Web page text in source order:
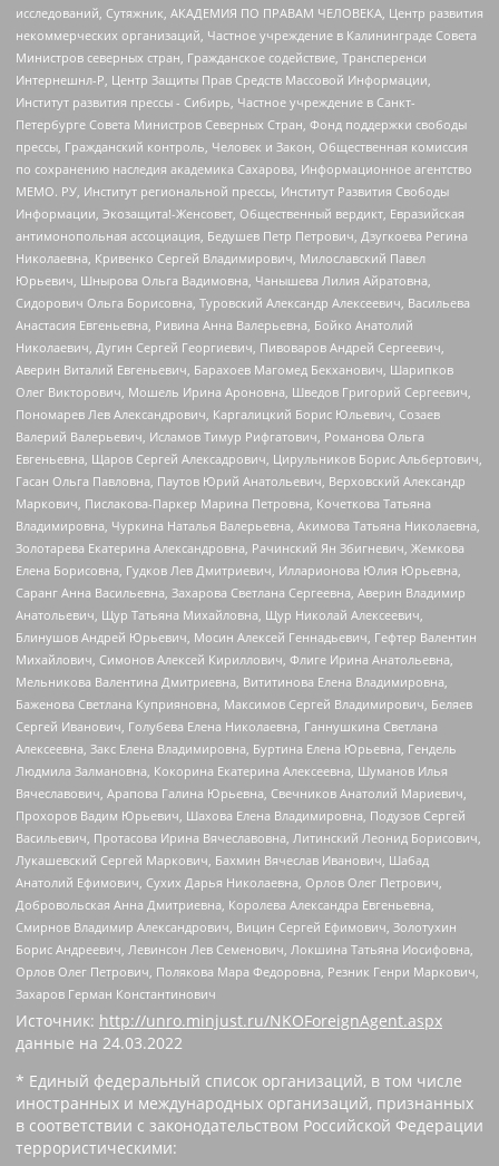
исследований, Сутяжник, АКАДЕМИЯ ПО ПРАВАМ ЧЕЛОВЕКА, Центр развития
некоммерческих организаций, Частное учреждение в Калининграде Совета
Министров северных стран, Гражданское содействие, Трансперенси
Интернешнл-Р, Центр Защиты Прав Средств Массовой Информации,
Институт развития прессы - Сибирь, Частное учреждение в Санкт-
Петербурге Совета Министров Северных Стран, Фонд поддержки свободы
прессы, Гражданский контроль, Человек и Закон, Общественная комиссия
по сохранению наследия академика Сахарова, Информационное агентство
МЕМО. РУ, Институт региональной прессы, Институт Развития Свободы
Информации, Экозащита!-Женсовет, Общественный вердикт, Евразийская
антимонопольная ассоциация, Бедушев Петр Петрович, Дзугкоева Регина
Николаевна, Кривенко Сергей Владимирович, Милославский Павел
Юрьевич, Шнырова Ольга Вадимовна, Чанышева Лилия Айратовна,
Сидорович Ольга Борисовна, Туровский Александр Алексеевич, Васильева
Анастасия Евгеньевна, Ривина Анна Валерьевна, Бойко Анатолий
Николаевич, Дугин Сергей Георгиевич, Пивоваров Андрей Сергеевич,
Аверин Виталий Евгеньевич, Барахоев Магомед Бекханович, Шарипков
Олег Викторович, Мошель Ирина Ароновна, Шведов Григорий Сергеевич,
Пономарев Лев Александрович, Каргалицкий Борис Юльевич, Созаев
Валерий Валерьевич, Исламов Тимур Рифгатович, Романова Ольга
Евгеньевна, Щаров Сергей Алексадрович, Цирульников Борис Альбертович,
Гасан Ольга Павловна, Паутов Юрий Анатольевич, Верховский Александр
Маркович, Пислакова-Паркер Марина Петровна, Кочеткова Татьяна
Владимировна, Чуркина Наталья Валерьевна, Акимова Татьяна Николаевна,
Золотарева Екатерина Александровна, Рачинский Ян Збигневич, Жемкова
Елена Борисовна, Гудков Лев Дмитриевич, Илларионова Юлия Юрьевна,
Саранг Анна Васильевна, Захарова Светлана Сергеевна, Аверин Владимир
Анатольевич, Щур Татьяна Михайловна, Щур Николай Алексеевич,
Блинушов Андрей Юрьевич, Мосин Алексей Геннадьевич, Гефтер Валентин
Михайлович, Симонов Алексей Кириллович, Флиге Ирина Анатольевна,
Мельникова Валентина Дмитриевна, Вититинова Елена Владимировна,
Баженова Светлана Куприяновна, Максимов Сергей Владимирович, Беляев
Сергей Иванович, Голубева Елена Николаевна, Ганнушкина Светлана
Алексеевна, Закс Елена Владимировна, Буртина Елена Юрьевна, Гендель
Людмила Залмановна, Кокорина Екатерина Алексеевна, Шуманов Илья
Вячеславович, Арапова Галина Юрьевна, Свечников Анатолий Мариевич,
Прохоров Вадим Юрьевич, Шахова Елена Владимировна, Подузов Сергей
Васильевич, Протасова Ирина Вячеславовна, Литинский Леонид Борисович,
Лукашевский Сергей Маркович, Бахмин Вячеслав Иванович, Шабад
Анатолий Ефимович, Сухих Дарья Николаевна, Орлов Олег Петрович,
Добровольская Анна Дмитриевна, Королева Александра Евгеньевна,
Смирнов Владимир Александрович, Вицин Сергей Ефимович, Золотухин
Борис Андреевич, Левинсон Лев Семенович, Локшина Татьяна Иосифовна,
Орлов Олег Петрович, Полякова Мара Федоровна, Резник Генри Маркович,
Захаров Герман Константинович
Источник: http://unro.minjust.ru/NKOForeignAgent.aspx
данные на 24.03.2022
* Единый федеральный список организаций, в том числе
иностранных и международных организаций, признанных
в соответствии с законодательством Российской Федерации
террористическими: